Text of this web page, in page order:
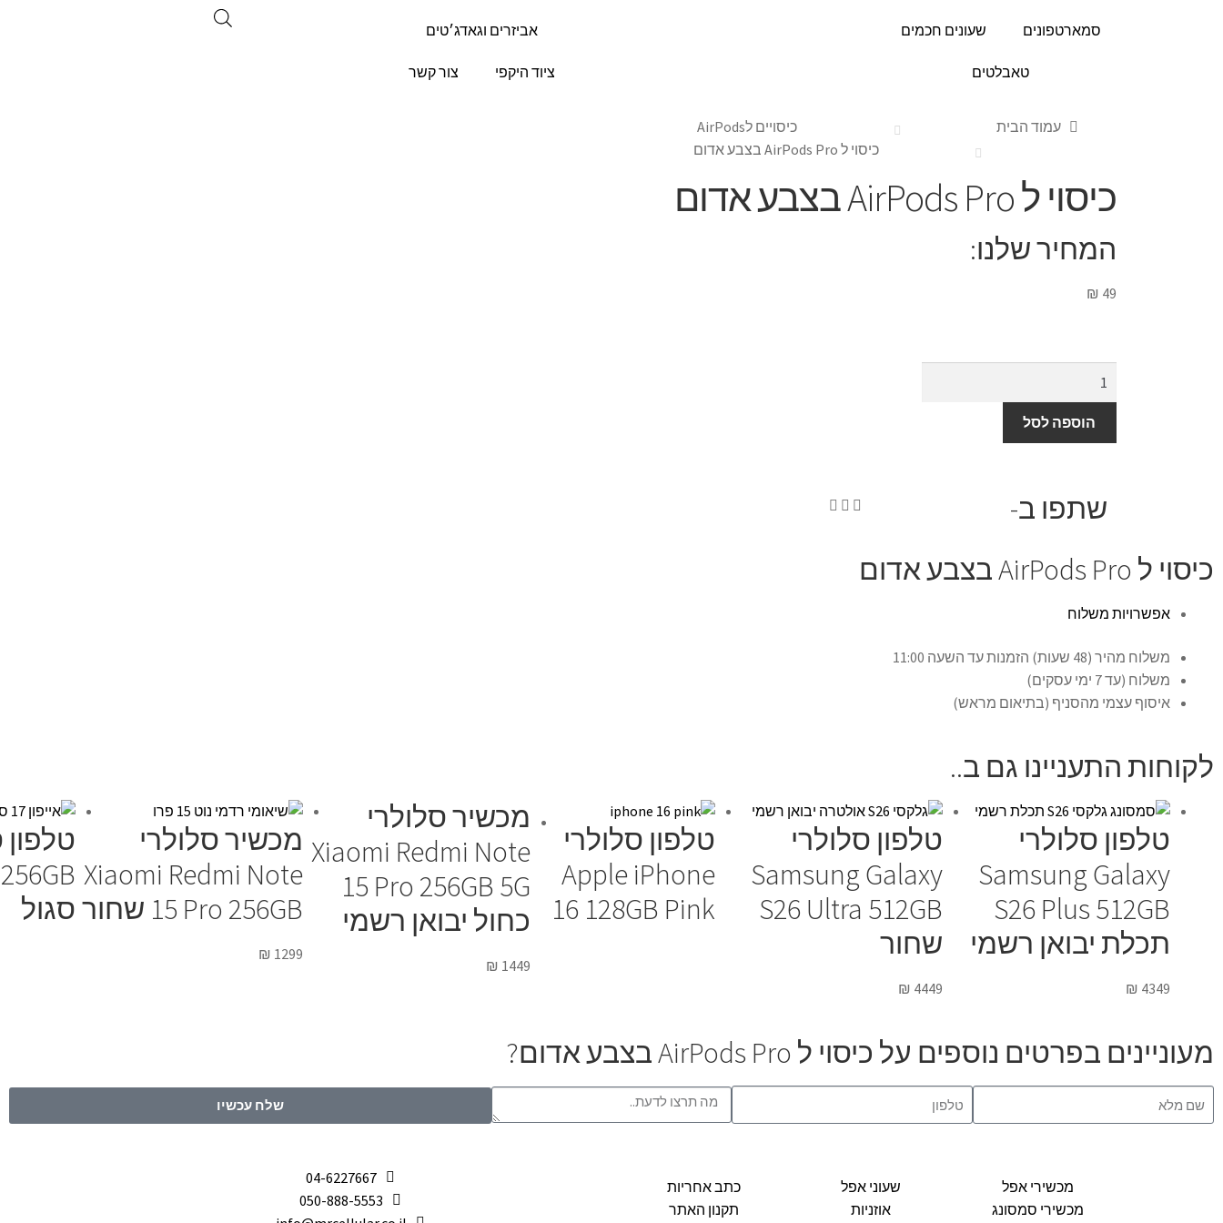
סמארטפונים שעונים חכמים
טאבלטים
אביזרים וגאדג׳טים
ציוד היקפי צור קשר
עמוד הבית
כיסויים לAirPods
כיסוי ל AirPods Pro בצבע אדום
כיסוי ל AirPods Pro בצבע אדום
המחיר שלנו:
₪ 49
הוספה לסל
שתפו ב-
כיסוי ל AirPods Pro בצבע אדום
אפשרויות משלוח
משלוח מהיר (48 שעות) הזמנות עד השעה 11:00
משלוח (עד 7 ימי עסקים)
איסוף עצמי מהסניף (בתיאום מראש)
לקוחות התעניינו גם ב..
טלפון סלולרי
Samsung Galaxy
S26 Plus 512GB
תכלת יבואן רשמי
₪ 4349
טלפון סלולרי
Samsung Galaxy
S26 Ultra 512GB
שחור
₪ 4449
טלפון סלולרי
Apple iPhone
16 128GB Pink
מכשיר סלולרי
Xiaomi Redmi Note
15 Pro 256GB 5G
כחול יבואן רשמי
₪ 1449
מכשיר סלולרי
Xiaomi Redmi Note
15 Pro 256GB שחור
₪ 1299
סגול
מעוניינים בפרטים נוספים על כיסוי ל AirPods Pro בצבע אדום?
שלח עכשיו
מכשירי אפל
מכשירי סמסונג
שעוני אפל
אוזניות
כתב אחריות
תקנון האתר
04-6227667
050-888-5553